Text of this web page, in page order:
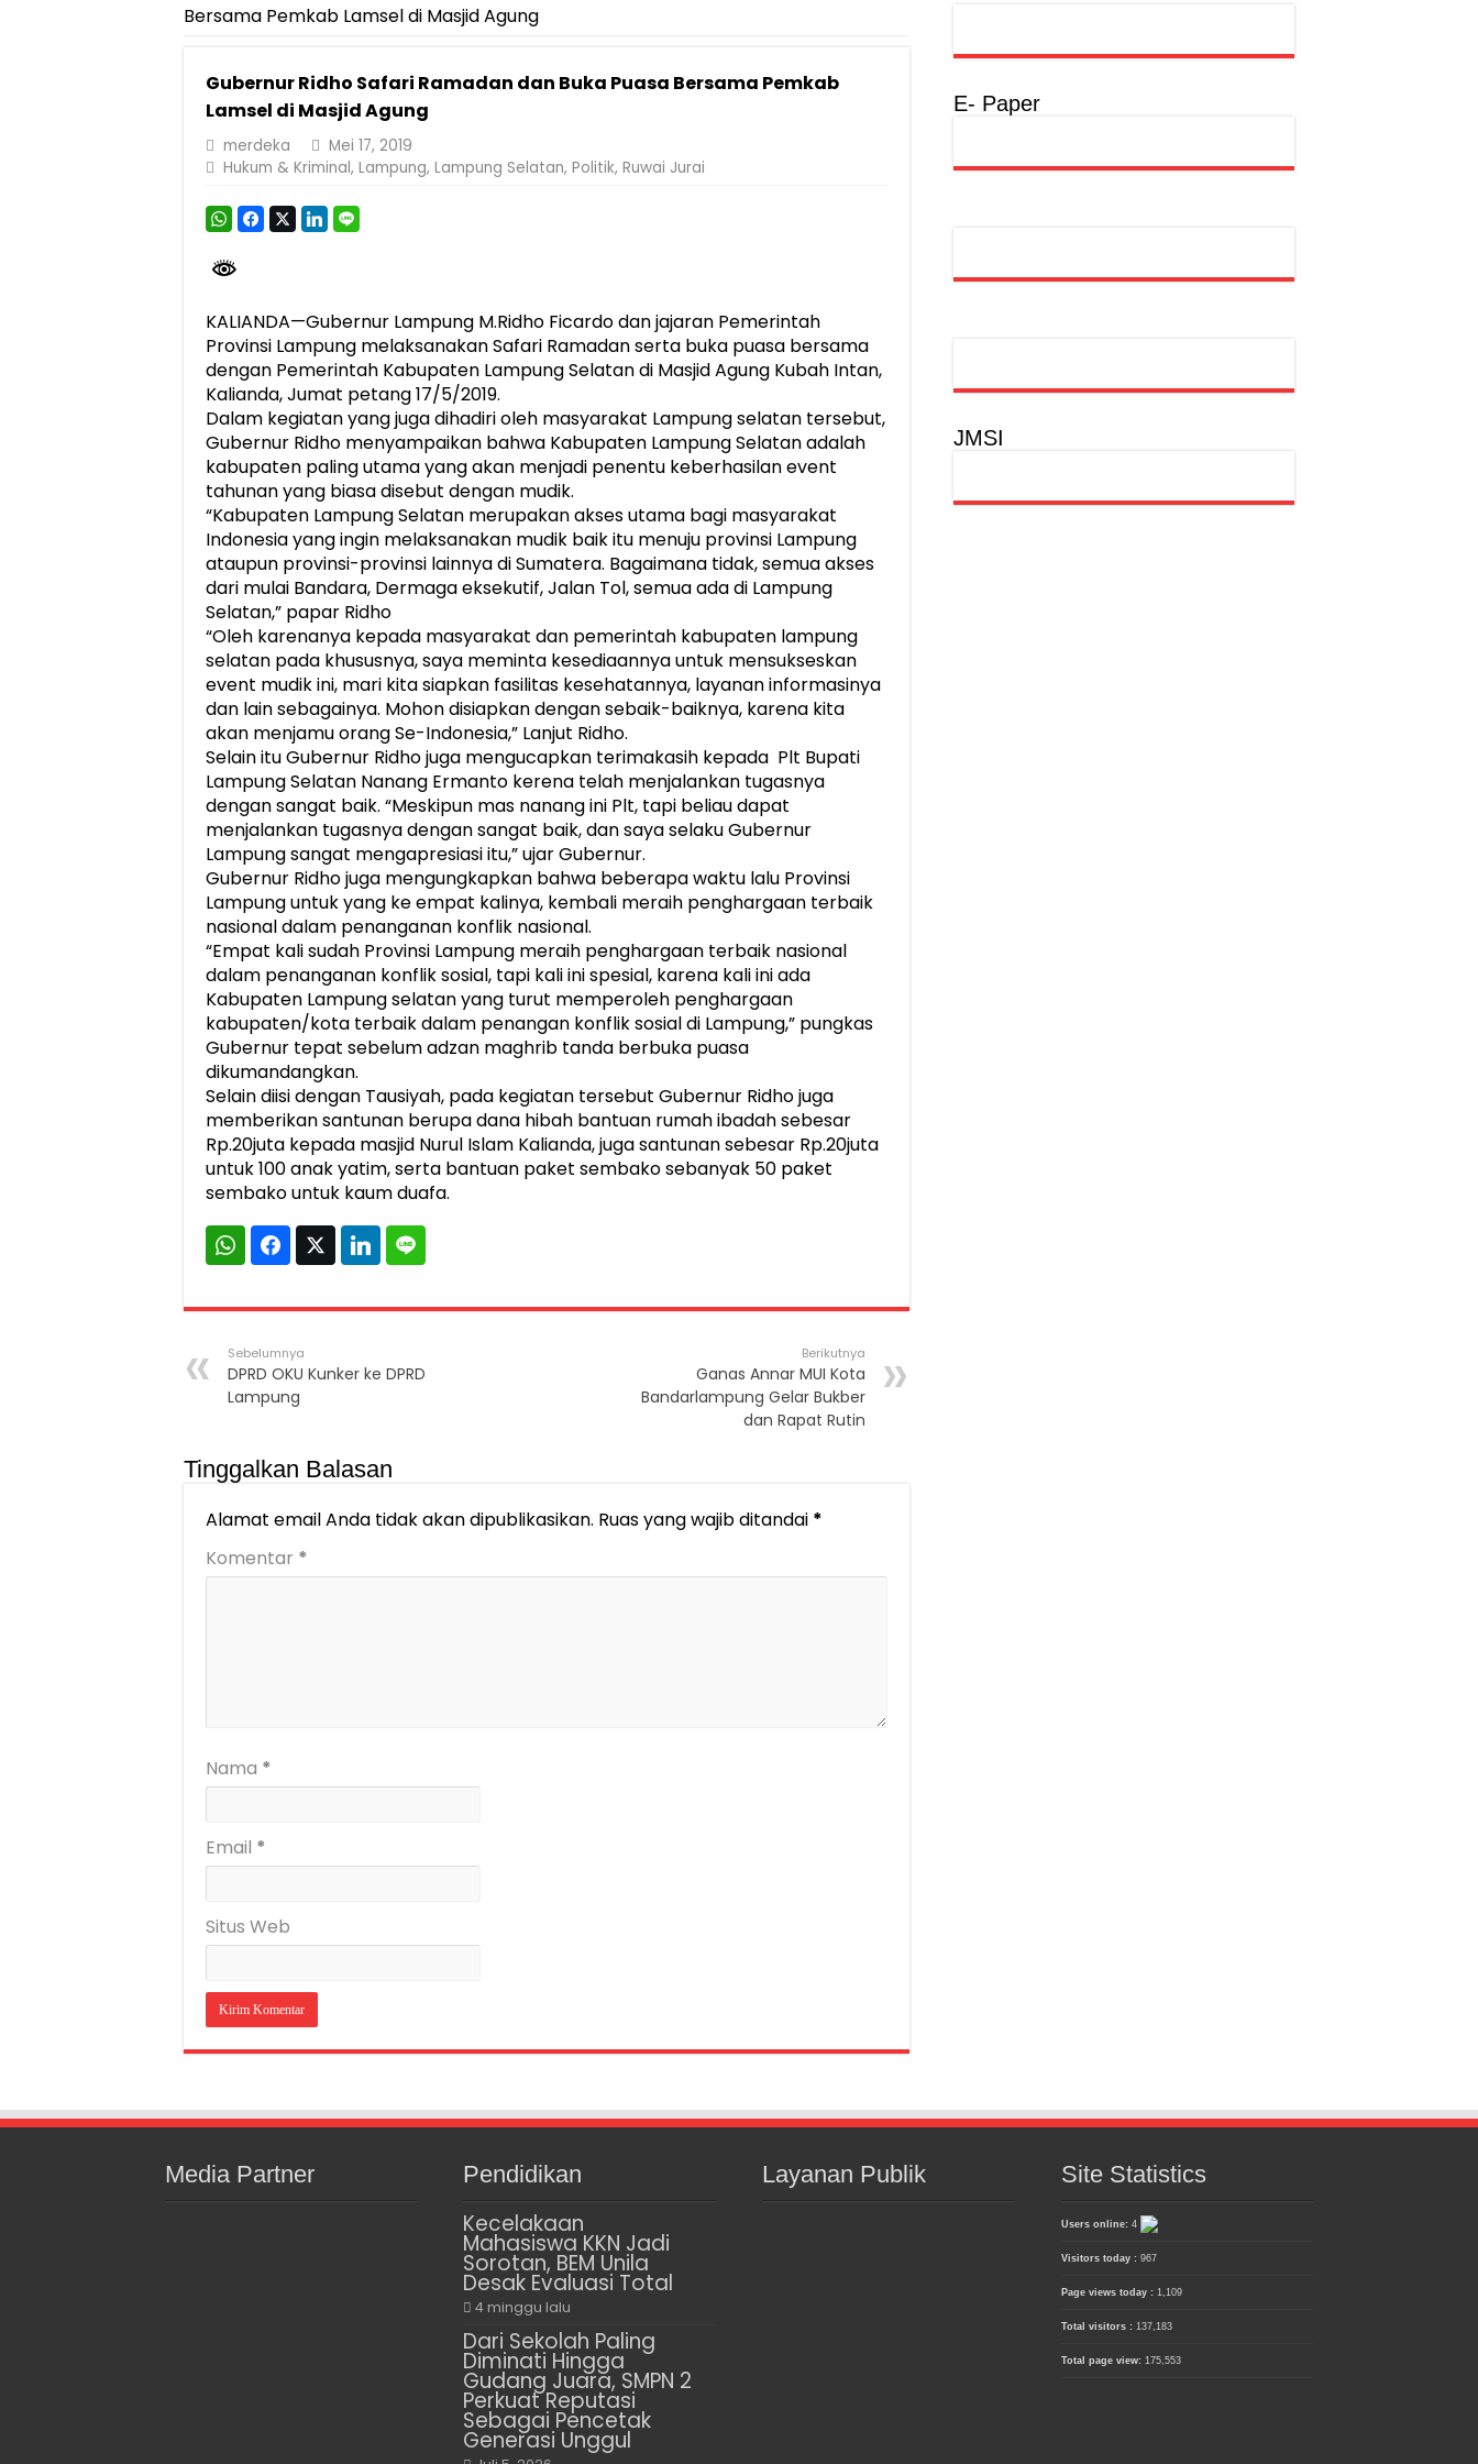
Pemprov Lampung Perkuat Pembangunan Rumah Layak Huni untuk Dukung SDM Unggul dan Masyarakat Sehat
Dirut Jasa Raharja Dampingi Wamenhub Tinjau Penanganan Korban KM Mutiara Sentosa II di RS PHC Surabaya
Dirut Jasa Raharja Dampingi Wamenhub Tinjau Penanganan Korban KM Mutiara Sentosa II di RS PHC Surabaya
Jasa Raharja Jamin Seluruh Korban Kebakaran KM Mutiara Sentosa II di Perairan Sumenep
Gubernur Mirza Ajak IAI Darul Fattah Cetak SDM Adaptif Berlandaskan Nilai Agama
Bersama Pemkab Lamsel di Masjid Agung
Gubernur Ridho Safari Ramadan dan Buka Puasa Bersama Pemkab
Lamsel di Masjid Agung
merdeka
Mei 17, 2019
Hukum & Kriminal, Lampung, Lampung Selatan, Politik, Ruwai Jurai
KALIANDA—Gubernur Lampung M.Ridho Ficardo dan jajaran Pemerintah
Provinsi Lampung melaksanakan Safari Ramadan serta buka puasa bersama
dengan Pemerintah Kabupaten Lampung Selatan di Masjid Agung Kubah Intan,
Kalianda, Jumat petang 17/5/2019.
Dalam kegiatan yang juga dihadiri oleh masyarakat Lampung selatan tersebut,
Gubernur Ridho menyampaikan bahwa Kabupaten Lampung Selatan adalah
kabupaten paling utama yang akan menjadi penentu keberhasilan event
tahunan yang biasa disebut dengan mudik.
“Kabupaten Lampung Selatan merupakan akses utama bagi masyarakat
Indonesia yang ingin melaksanakan mudik baik itu menuju provinsi Lampung
ataupun provinsi-provinsi lainnya di Sumatera. Bagaimana tidak, semua akses
dari mulai Bandara, Dermaga eksekutif, Jalan Tol, semua ada di Lampung
Selatan,” papar Ridho
“Oleh karenanya kepada masyarakat dan pemerintah kabupaten lampung
selatan pada khususnya, saya meminta kesediaannya untuk mensukseskan
event mudik ini, mari kita siapkan fasilitas kesehatannya, layanan informasinya
dan lain sebagainya. Mohon disiapkan dengan sebaik-baiknya, karena kita
akan menjamu orang Se-Indonesia,” Lanjut Ridho.
Selain itu Gubernur Ridho juga mengucapkan terimakasih kepada Plt Bupati
Lampung Selatan Nanang Ermanto kerena telah menjalankan tugasnya
dengan sangat baik. “Meskipun mas nanang ini Plt, tapi beliau dapat
menjalankan tugasnya dengan sangat baik, dan saya selaku Gubernur
Lampung sangat mengapresiasi itu,” ujar Gubernur.
Gubernur Ridho juga mengungkapkan bahwa beberapa waktu lalu Provinsi
Lampung untuk yang ke empat kalinya, kembali meraih penghargaan terbaik
nasional dalam penanganan konflik nasional.
“Empat kali sudah Provinsi Lampung meraih penghargaan terbaik nasional
dalam penanganan konflik sosial, tapi kali ini spesial, karena kali ini ada
Kabupaten Lampung selatan yang turut memperoleh penghargaan
kabupaten/kota terbaik dalam penangan konflik sosial di Lampung,” pungkas
Gubernur tepat sebelum adzan maghrib tanda berbuka puasa
dikumandangkan.
Selain diisi dengan Tausiyah, pada kegiatan tersebut Gubernur Ridho juga
memberikan santunan berupa dana hibah bantuan rumah ibadah sebesar
Rp.20juta kepada masjid Nurul Islam Kalianda, juga santunan sebesar Rp.20juta
untuk 100 anak yatim, serta bantuan paket sembako sebanyak 50 paket
sembako untuk kaum duafa.
Sebelumnya
DPRD OKU Kunker ke DPRD
Lampung
Berikutnya
Ganas Annar MUI Kota
Bandarlampung Gelar Bukber
dan Rapat Rutin
Tinggalkan Balasan
Alamat email Anda tidak akan dipublikasikan. Ruas yang wajib ditandai *
Komentar *
Nama *
Email *
Situs Web
E- Paper
JMSI
Media Partner Pendidikan
Kecelakaan
Mahasiswa KKN Jadi
Sorotan, BEM Unila
Desak Evaluasi Total
4 minggu lalu
Dari Sekolah Paling
Diminati Hingga
Gudang Juara, SMPN 2
Perkuat Reputasi
Sebagai Pencetak
Generasi Unggul
Layanan Publik Site Statistics
Users online: 4
Visitors today : 967
Page views today : 1,109
Total visitors : 137,183
Total page view: 175,553